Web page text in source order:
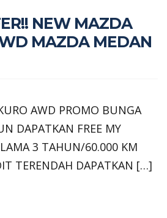
NEW MAZDA
MAZDA MEDAN
AWD PROMO BUNGA
DAPATKAN FREE MY
3 TAHUN/60.000 KM
TERENDAH DAPATKAN […]